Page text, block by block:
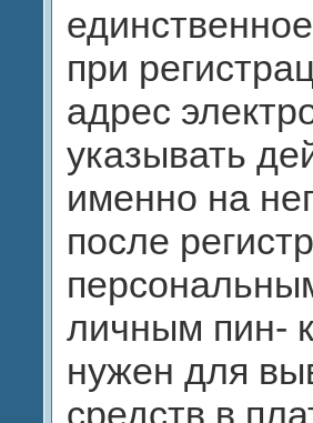
при
адрес
указывать
именно на
после
личным пин-
нужен для
средств в